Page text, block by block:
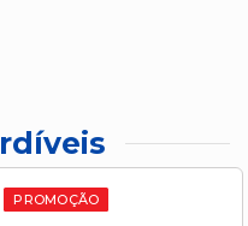
PROMOÇÃO